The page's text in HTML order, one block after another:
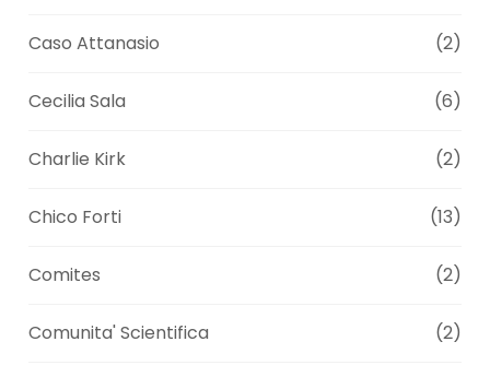
Caso Attanasio (2)
Cecilia Sala (6)
Charlie Kirk (2)
Chico Forti (13)
Comites (2)
Comunita' Scientifica (2)